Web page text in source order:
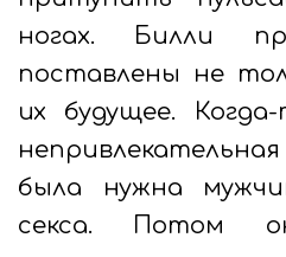
ногах. Билли
поставлены не
их будущее.
была нужна
секса. Потом